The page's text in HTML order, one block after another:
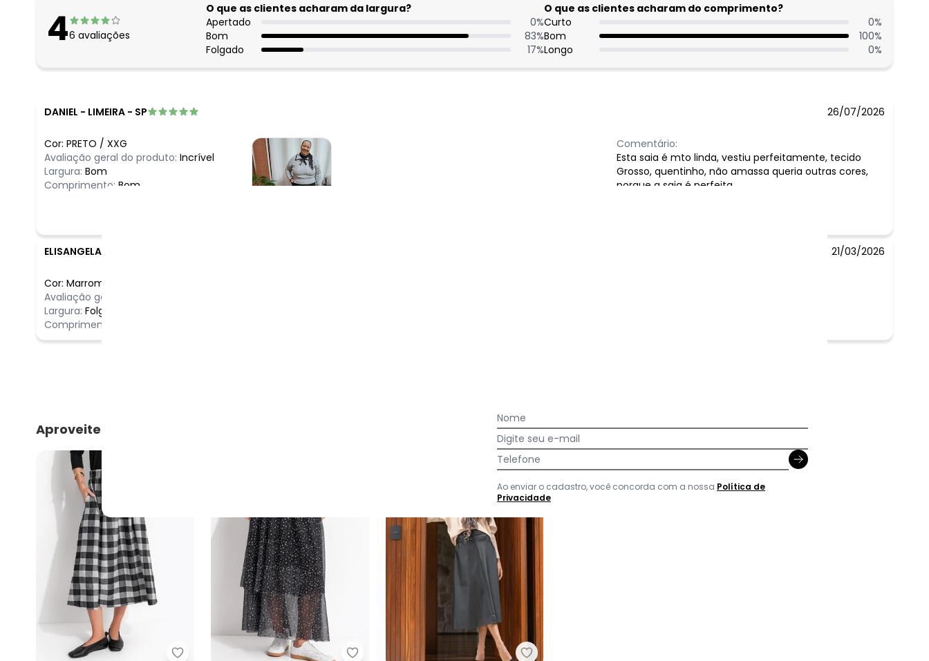
46 avaliações
O que as clientes acharam da largura?
Apertado
0%
Bom
83%
Folgado
17%
O que as clientes acharam do comprimento?
Curto
0%
Bom
100%
Longo
0%
DANIEL - LIMEIRA - SP 26/07/2026
Cor: PRETO / XXG
Avaliação geral do produto: Incrível
Largura: Bom
Comprimento: Bom
Comentário:
Esta saia é mto linda, vestiu perfeitamente, tecido
Grosso, quentinho, não amassa queria outras cores,
porque a saia é perfeita
ELISANGELA 21/03/2026
Cor: Marrom
Avaliação geral do produto:
Largura: Folgado
Comprimento:
Aproveite e compre junto
Nome
Digite seu e-mail
Telefone
Ao enviar o cadastro, você concorda com a nossa Política de
Privacidade